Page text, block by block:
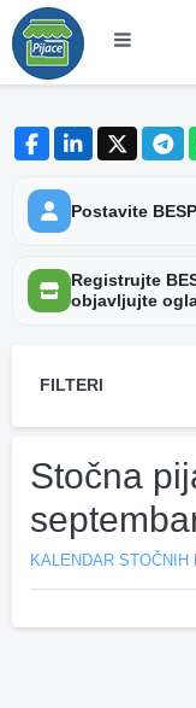
Postavite
Registrujte
objavljujte
FILTERI
Stočna
KALENDAR STOČNIH